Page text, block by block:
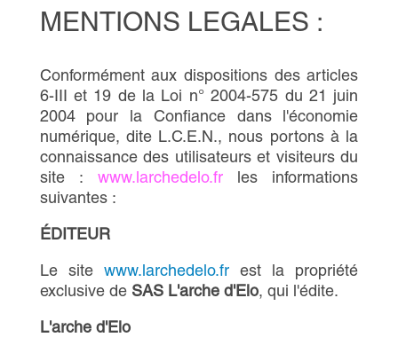
MENTIONS LEGALES :
Conformément aux dispositions des articles
6-III et 19 de la Loi n° 2004-575 du 21 juin
2004 pour la Confiance dans l'économie
numérique, dite L.C.E.N., nous portons à la
connaissance des utilisateurs et visiteurs du
site : www.larchedelo.frles informations
suivantes :
ÉDITEUR
Le site www.larchedelo.frest la propriété
exclusive de SAS L'arche d'Elo, qui l'édite.
L'arche d'Elo